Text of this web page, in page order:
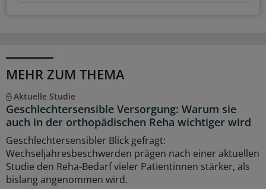
MEHR ZUM THEMA
Aktuelle Studie
Geschlechtersensible Versorgung: Warum sie
auch in der orthopädischen Reha wichtiger wird
Geschlechtersensibler Blick gefragt:
Wechseljahresbeschwerden prägen nach einer aktuellen
Studie den Reha-Bedarf vieler Patientinnen stärker, als
bislang angenommen wird.